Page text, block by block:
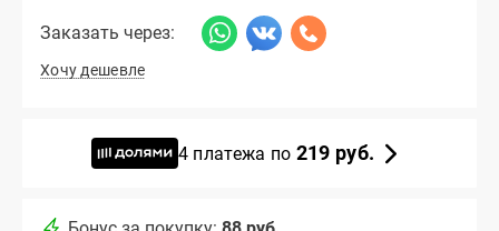
Заказать через:
Хочу дешевле
4 платежа по 219 руб.